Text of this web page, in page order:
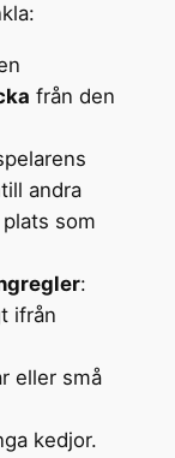
från den
andra
som
:
ifrån
eller små
kedjor.